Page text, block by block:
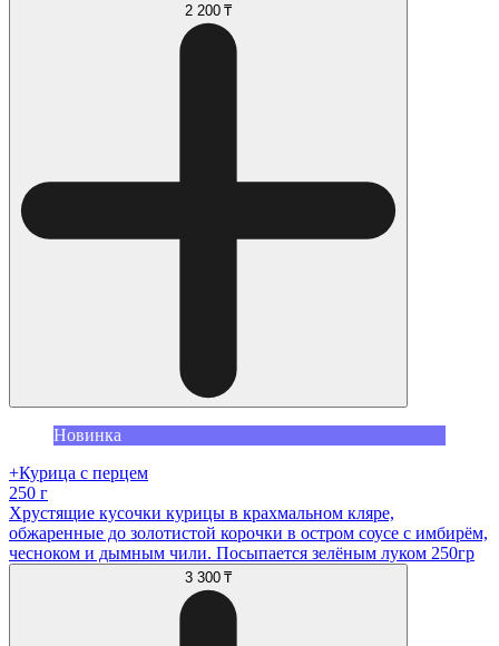
2 200 ₸
Новинка
+Курица с перцем
250 г
Хрустящие кусочки курицы в крахмальном кляре,
обжаренные до золотистой корочки в остром соусе с имбирём,
чесноком и дымным чили. Посыпается зелёным луком 250гр
3 300 ₸